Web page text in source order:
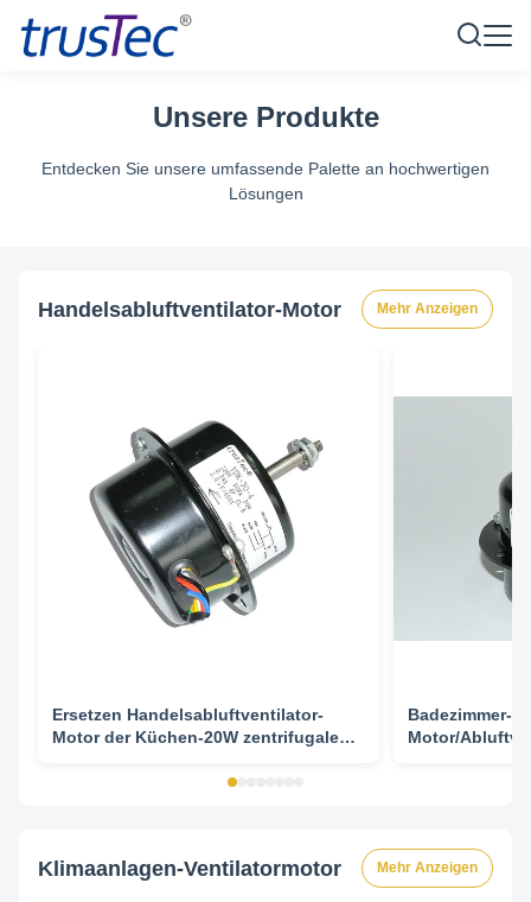
Unsere Produkte
Entdecken Sie unsere umfassende Palette an hochwertigen
Lösungen
Handelsabluftventilator-Motor Mehr Anzeigen
Ersetzen Handelsabluftventilator-
Motor der Küchen-20W zentrifugale
Badezimmer-
Motor/
Klimaanlagen-Ventilatormotor Mehr Anzeigen